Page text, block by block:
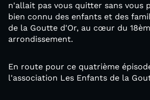
n'allait pas vous quitter sans vous
bien connu des enfants et des
de la Goutte d'Or, au cœur du
arrondissement.
En route pour ce quatrième
l'association Les Enfants de la